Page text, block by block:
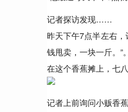
记者探访发现……
昨天下午7点半左右
钱甩卖，一块一斤。”。
在这个香蕉摊上，七
记者上前询问小贩香